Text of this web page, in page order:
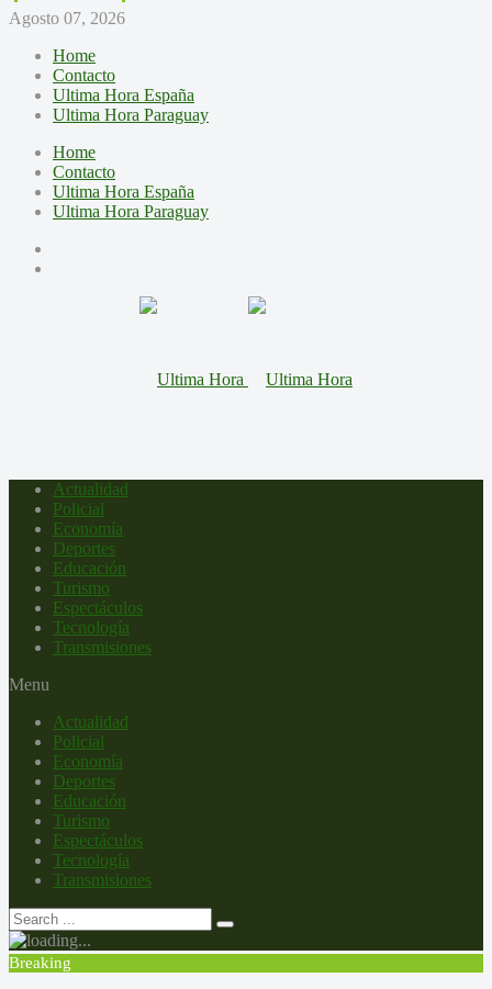
Agosto 07, 2026
Home
Contacto
Ultima Hora España
Ultima Hora Paraguay
Home
Contacto
Ultima Hora España
Ultima Hora Paraguay
Actualidad
Policial
Economía
Deportes
Educación
Turismo
Espectáculos
Tecnología
Transmisiones
Menu
Actualidad
Policial
Economía
Deportes
Educación
Turismo
Espectáculos
Tecnología
Transmisiones
Breaking